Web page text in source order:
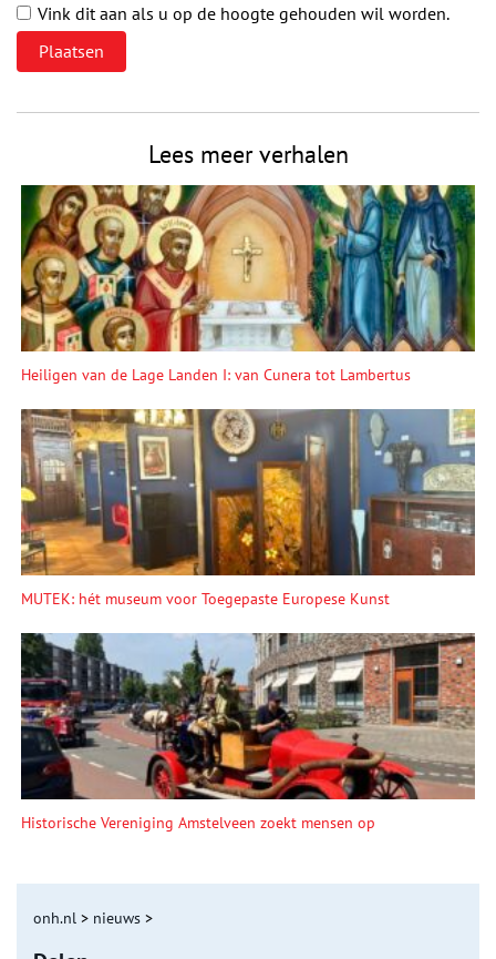
Vink dit aan als u op de hoogte gehouden wil worden.
Lees meer verhalen
Heiligen van de Lage Landen I: van Cunera tot Lambertus
MUTEK: hét museum voor Toegepaste Europese Kunst
Historische Vereniging Amstelveen zoekt mensen op
onh.nl > nieuws >